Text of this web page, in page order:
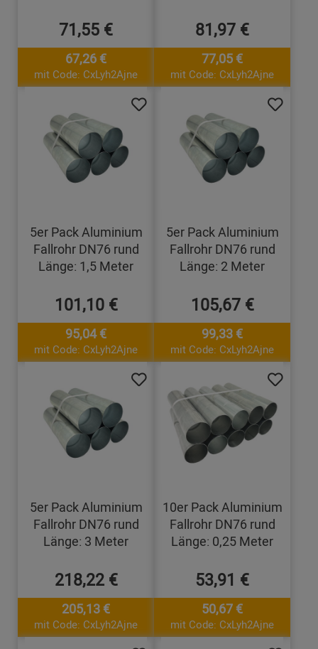
71,55 €
67,26 €
mit Code: CxLyh2Ajne
81,97 €
77,05 €
mit Code: CxLyh2Ajne
5er Pack Aluminium
Fallrohr DN76 rund
Länge: 1,5 Meter
101,10 €
95,04 €
mit Code: CxLyh2Ajne
5er Pack Aluminium
Fallrohr DN76 rund
Länge: 2 Meter
105,67 €
99,33 €
mit Code: CxLyh2Ajne
5er Pack Aluminium
Fallrohr DN76 rund
Länge: 3 Meter
218,22 €
205,13 €
mit Code: CxLyh2Ajne
10er Pack Aluminium
Fallrohr DN76 rund
Länge: 0,25 Meter
53,91 €
50,67 €
mit Code: CxLyh2Ajne